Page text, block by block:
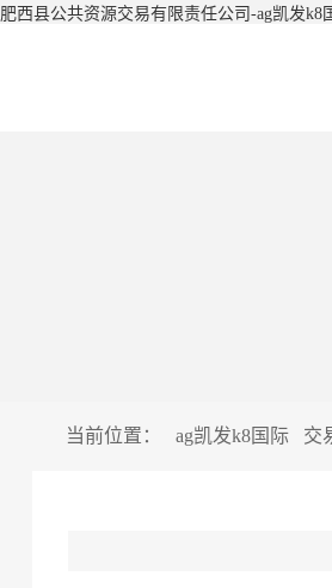
肥西县公共资源交易有限责任公司-ag凯发k8
当前位置： ag凯发k8国际 交